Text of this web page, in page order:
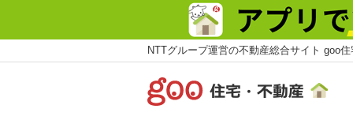
NTTグループ運営の不動産総合サイト goo